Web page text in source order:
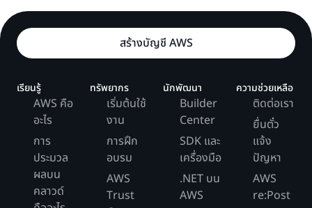
สร้างบัญชี AWS
เรียนรู้
AWS คือ
อะไร
การ
ประมวล
ผลบน
คลาวด์
ทรัพยากร
เริ่มต้นใช้
งาน
การฝึก
อบรม
AWS
Trust
นักพัฒนา
Builder
Center
SDK และ
เครื่องมือ
.NET บน
AWS
ความช่วยเหลือ
ติดต่อเรา
ยื่นตั๋ว
แจ้ง
ปัญหา
AWS
re:Post